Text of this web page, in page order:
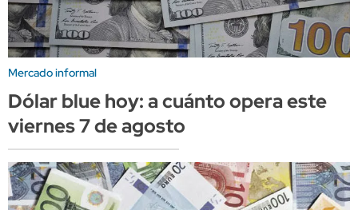
Mercado informal
Dólar blue hoy: a cuánto opera este
viernes 7 de agosto